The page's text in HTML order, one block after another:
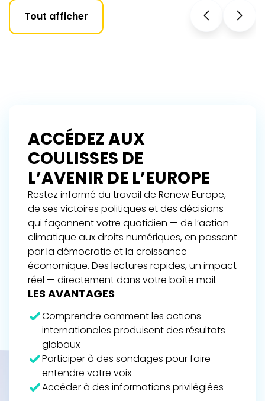
Tout afficher
ACCÉDEZ AUX
COULISSES DE
L’AVENIR DE L’EUROPE
Restez informé du travail de Renew Europe,
de ses victoires politiques et des décisions
qui façonnent votre quotidien — de l’action
climatique aux droits numériques, en passant
par la démocratie et la croissance
économique. Des lectures rapides, un impact
réel — directement dans votre boîte mail.
LES AVANTAGES
Comprendre comment les actions
internationales produisent des résultats
globaux
Participer à des sondages pour faire
entendre votre voix
Accéder à des informations privilégiées